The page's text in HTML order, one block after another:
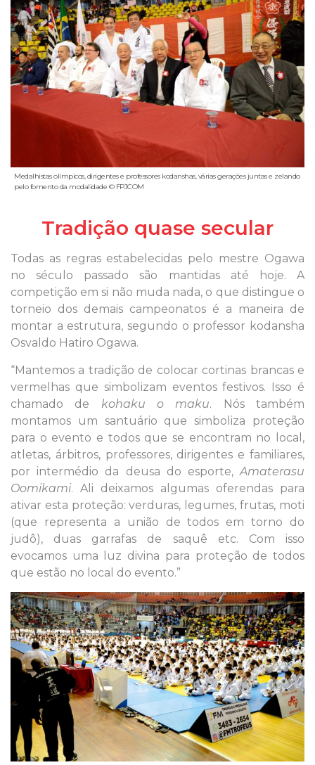
Medalhistas olímpicos, dirigentes e professores kodanshas, várias gerações juntas e zelando
pelo fomento da modalidade © FPJCOM
Tradição quase secular
Todas as regras estabelecidas pelo mestre Ogawa
no século passado são mantidas até hoje. A
competição em si não muda nada, o que distingue o
torneio dos demais campeonatos é a maneira de
montar a estrutura, segundo o professor kodansha
Osvaldo Hatiro Ogawa.
“Mantemos a tradição de colocar cortinas brancas e
vermelhas que simbolizam eventos festivos. Isso é
chamado de kohaku o maku. Nós também
montamos um santuário que simboliza proteção
para o evento e todos que se encontram no local,
atletas, árbitros, professores, dirigentes e familiares,
por intermédio da deusa do esporte,Amaterasu
Oomikami. Ali deixamos algumas oferendas para
ativar esta proteção: verduras, legumes, frutas, moti
(que representa a união de todos em torno do
judô), duas garrafas de saquê etc. Com isso
evocamos uma luz divina para proteção de todos
que estão no local do evento.”